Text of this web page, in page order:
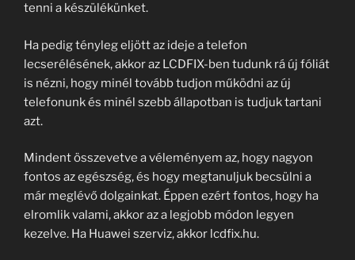
tenni a készülékünket.
Ha pedig tényleg eljött az ideje a telefon
lecserélésének, akkor az LCDFIX-ben tudunk rá új fóliát
is nézni, hogy minél tovább tudjon működni az új
telefonunk és minél szebb állapotban is tudjuk tartani
azt.
Mindent összevetve a véleményem az, hogy nagyon
fontos az egészség, és hogy megtanuljuk becsülni a
már meglévő dolgainkat. Éppen ezért fontos, hogy ha
elromlik valami, akkor az a legjobb módon legyen
kezelve. Ha Huawei szerviz, akkor lcdfix.hu.